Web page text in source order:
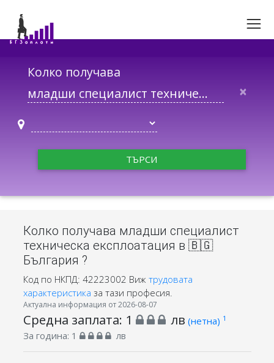
Колко получава
×
ТЪРСИ
Колко получава младши специалист
техническа експлоатация в 🇧🇬
България ?
Код по НКПД: 42223002 Виж трудовата
характеристика за тази професия.
Актуална информация от 2026-08-07
Средна заплата: 1 лв (нетна) 1
За година: 1 лв